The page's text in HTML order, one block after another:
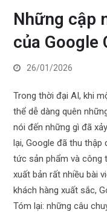
Những cập
của Google
26/01/2026
Trong thời đại AI, khi
thể dễ dàng quên
nói đến những gì đã
lại, Google đã thu thập
tức sản phẩm và công
xuất bản rất nhiều bài
khách hàng xuất sắc,
Tóm lại: những câu